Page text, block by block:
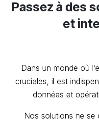
Passez à des
et
Dans un monde où
cruciales, il est
données et
Nos solutions ne se